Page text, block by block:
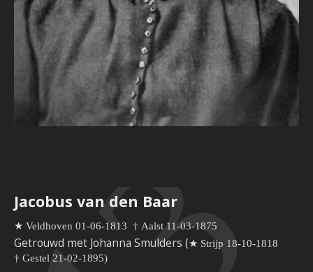
Jacobus van den Baar
★ Veldhoven 01-06-1813 † Aalst 11-03-1875
Getrouwd met Johanna Smulders (★ Strijp 18-10-1818
† Gestel 21-02-1895)